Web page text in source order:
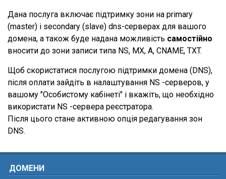
Дана послуга включає підтримку зони на primary
(master) і secondary (slave) dns-серверах для вашого
домена, а також буде надана можливість самостійно
вносити до зони записи типа NS, MX, A, CNAME, TXT.
Щоб скористатися послугою підтримки домена (DNS),
після оплати зайдіть в налаштування NS -серверов, у
вашому "Особистому кабінеті" і вкажіть, що необхідно
використати NS -сервера реєстратора.
Після цього стане активною опція редагування зон
DNS.
ДОМЕНИ